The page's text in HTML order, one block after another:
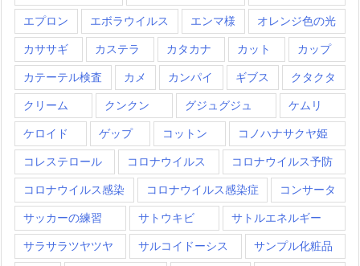
エプロン エボラウイルス エンマ様 オレンジ色の光
カササギ カステラ カタカナ カット カップ
カテーテル検査 カメ カンパイ ギブス クタクタ
クリーム クンクン グジュグジュ ケムリ
ケロイド ゲップ コットン コノハナサクヤ姫
コレステロール コロナウイルス コロナウイルス予防
コロナウイルス感染 コロナウイルス感染症 コンサータ
サッカーの練習 サトウキビ サトルエネルギー
サラサラツヤツヤ サルコイドーシス サンプル化粧品